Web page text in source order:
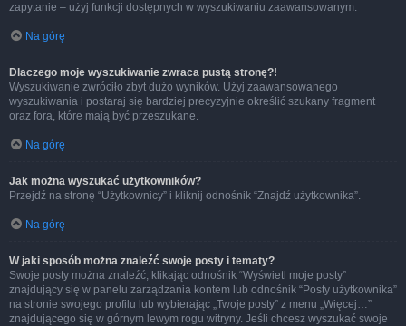
zapytanie – użyj funkcji dostępnych w wyszukiwaniu zaawansowanym.
Na górę
Dlaczego moje wyszukiwanie zwraca pustą stronę?!
Wyszukiwanie zwróciło zbyt dużo wyników. Użyj zaawansowanego
wyszukiwania i postaraj się bardziej precyzyjnie określić szukany fragment
oraz fora, które mają być przeszukane.
Na górę
Jak można wyszukać użytkowników?
Przejdź na stronę “Użytkownicy” i kliknij odnośnik “Znajdź użytkownika”.
Na górę
W jaki sposób można znaleźć swoje posty i tematy?
Swoje posty można znaleźć, klikając odnośnik “Wyświetl moje posty”
znajdujący się w panelu zarządzania kontem lub odnośnik “Posty użytkownika”
na stronie swojego profilu lub wybierając „Twoje posty” z menu „Więcej…”
znajdującego się w górnym lewym rogu witryny. Jeśli chcesz wyszukać swoje